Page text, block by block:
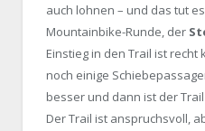
auch lohnen – und das tut
Mountainbike-Runde, der
Einstieg in den Trail ist
noch einige
besser und dann ist der
Der Trail ist anspruchsvoll,